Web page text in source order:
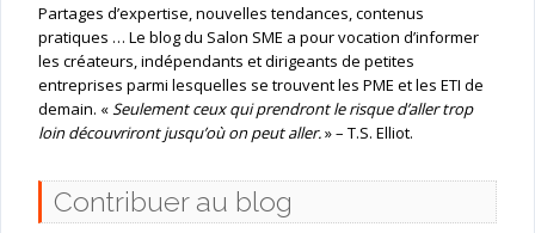
Partages d’expertise, nouvelles tendances, contenus
pratiques … Le blog du Salon SME a pour vocation d’informer
les créateurs, indépendants et dirigeants de petites
entreprises parmi lesquelles se trouvent les PME et les ETI de
demain. «Seulement ceux qui prendront le risque d’aller trop
loin découvriront jusqu’où on peut aller.» – T.S. Elliot.
Contribuer au blog